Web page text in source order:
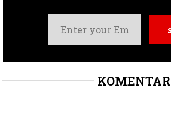
KOMENTAR